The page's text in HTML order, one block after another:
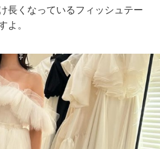
長くなっているフィッシュテー
よ。